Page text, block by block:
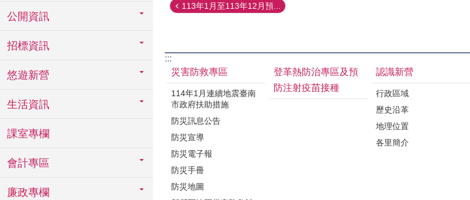
公開資訊
招標資訊
悠遊新營
生活資訊
課室專欄
會計專區
廉政專欄
113年1月至113年12月預...
:::
災害防救專區
114年1月連續地震臺南
市政府扶助措施
防災訊息公告
防災宣導
防災電子報
防災手冊
防災地圖
登革熱防治專區及預
防注射疫苗接種
認識新營
行政區域
歷史沿革
地理位置
各里簡介